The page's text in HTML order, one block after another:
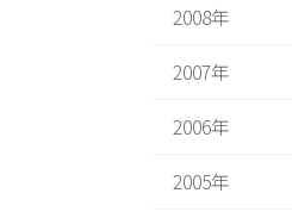
2008年
2007年
2006年
2005年